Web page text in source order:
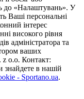
до «Налаштувань». У
Ваші персональні
інтерес
високого рівня
адміністратора та
ваших
z o.o. Контакт:
знайдете в нашій
- Sportano.ua.